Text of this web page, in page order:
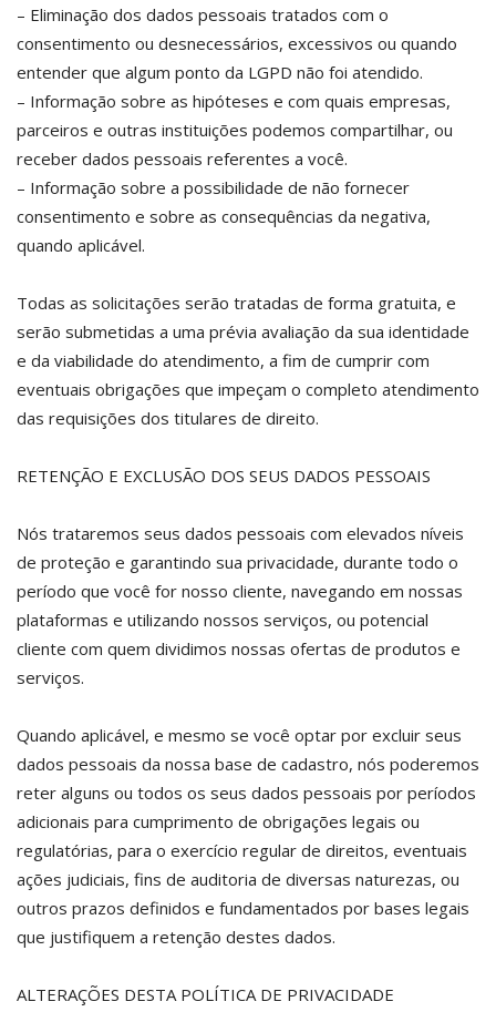
– Eliminação dos dados pessoais tratados com o
consentimento ou desnecessários, excessivos ou quando
entender que algum ponto da LGPD não foi atendido.
– Informação sobre as hipóteses e com quais empresas,
parceiros e outras instituições podemos compartilhar, ou
receber dados pessoais referentes a você.
– Informação sobre a possibilidade de não fornecer
consentimento e sobre as consequências da negativa,
quando aplicável.
Todas as solicitações serão tratadas de forma gratuita, e
serão submetidas a uma prévia avaliação da sua identidade
e da viabilidade do atendimento, a fim de cumprir com
eventuais obrigações que impeçam o completo atendimento
das requisições dos titulares de direito.
RETENÇÃO E EXCLUSÃO DOS SEUS DADOS PESSOAIS
Nós trataremos seus dados pessoais com elevados níveis
de proteção e garantindo sua privacidade, durante todo o
período que você for nosso cliente, navegando em nossas
plataformas e utilizando nossos serviços, ou potencial
cliente com quem dividimos nossas ofertas de produtos e
serviços.
Quando aplicável, e mesmo se você optar por excluir seus
dados pessoais da nossa base de cadastro, nós poderemos
reter alguns ou todos os seus dados pessoais por períodos
adicionais para cumprimento de obrigações legais ou
regulatórias, para o exercício regular de direitos, eventuais
ações judiciais, fins de auditoria de diversas naturezas, ou
outros prazos definidos e fundamentados por bases legais
que justifiquem a retenção destes dados.
ALTERAÇÕES DESTA POLÍTICA DE PRIVACIDADE